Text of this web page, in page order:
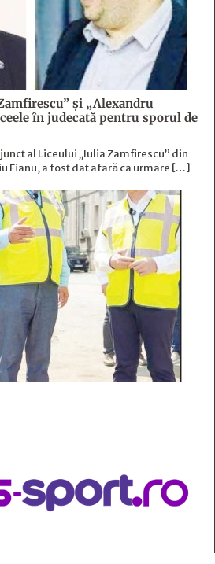
și „Alexandru
în judecată pentru sporul de
al Liceului „Iulia Zamfirescu” din
Fianu, a fost dat afară ca urmare […]